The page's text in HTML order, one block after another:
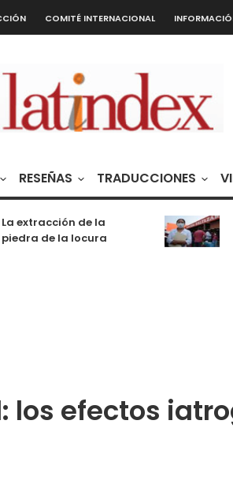
COMITÉ INTERNACIONAL
RESEÑAS TRADUCCIONES
extracción de la
de la locura
los efectos